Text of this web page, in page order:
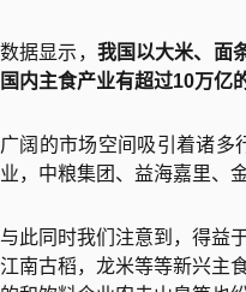
数据显示， 我国以大米、面
国内主食产业有超过10万亿
广阔的市场空间吸引着诸多
业，中粮集团、益海嘉里、
与此同时我们注意到，得益
江南古稻，龙米等等新兴主